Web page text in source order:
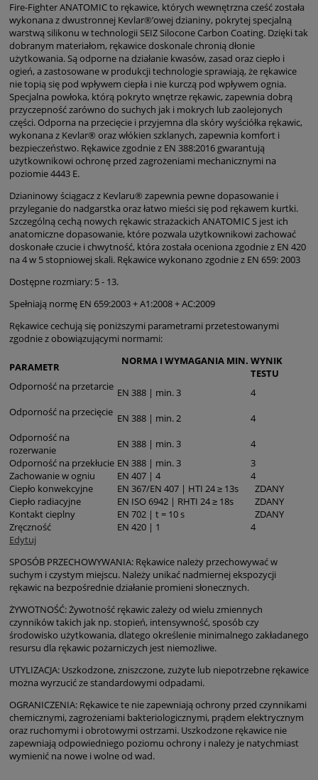
Fire-Fighter ANATOMIC to rękawice, których wewnętrzna cześć została
wykonana z dwustronnej Kevlar®’owej dzianiny, pokrytej specjalną
warstwą silikonu w technologii SEIZ Silocone Carbon Coating. Dzięki tak
dobranym materiałom, rękawice doskonale chronią dłonie
użytkowania. Są odporne na działanie kwasów, zasad oraz ciepło i
ogień, a zastosowane w produkcji technologie sprawiają, że rękawice
nie topią się pod wpływem ciepła i nie kurczą pod wpływem ognia.
Specjalna powłoka, którą pokryto wnętrze rękawic, zapewnia dobrą
przyczepność zarówno do suchych jak i mokrych lub zaolejonych
części. Odporna na przecięcie i przyjemna dla skóry wyściółka rękawic,
wykonana z Kevlar® oraz włókien szklanych, zapewnia komfort i
bezpieczeństwo. Rękawice zgodnie z EN 388:2016 gwarantują
użytkownikowi ochronę przed zagrożeniami mechanicznymi na
poziomie 4443 E.
Dzianinowy ściągacz z Kevlaru® zapewnia pewne dopasowanie i
przyleganie do nadgarstka oraz łatwo mieści się pod rękawem kurtki.
Szczególną cechą nowych rękawic strażackich ANATOMIC S jest ich
anatomiczne dopasowanie, które pozwala użytkownikowi zachować
doskonałe czucie i chwytność, która została oceniona zgodnie z EN 420
na 4 w 5 stopniowej skali. Rękawice wykonano zgodnie z EN 659: 2003
Dostępne rozmiary: 5 - 13.
Spełniają normę EN 659:2003 + A1:2008 + AC:2009
Rękawice cechują się poniższymi parametrami przetestowanymi
zgodnie z obowiązującymi normami:
Edytuj
PARAMETR NORMA I WYMAGANIA MIN. WYNIK
TESTU
Odporność na przetarcie EN 388 | min. 3
4
Odporność na przecięcie EN 388 | min. 2
4
Odporność na
rozerwanie
EN 388 | min. 3
4
Odporność na przekłucie EN 388 | min. 3
3
Zachowanie w ogniu
EN 407 | 4
4
Ciepło konwekcyjne
EN 367/EN 407 | HTI 24 ≥ 13s
ZDANY
Ciepło radiacyjne
EN ISO 6942 | RHTI 24 ≥ 18s
ZDANY
Kontakt cieplny
EN 702 | t = 10 s
ZDANY
Zręczność
EN 420 | 1 4
SPOSÓB PRZECHOWYWANIA: Rękawice należy przechowywać w
suchym i czystym miejscu. Należy unikać nadmiernej ekspozycji
rękawic na bezpośrednie działanie promieni słonecznych.
ŻYWOTNOŚĆ: Żywotność rękawic zależy od wielu zmiennych
czynników takich jak np. stopień, intensywność, sposób czy
środowisko użytkowania, dlatego określenie minimalnego zakładanego
resursu dla rękawic pożarniczych jest niemożliwe.
UTYLIZACJA: Uszkodzone, zniszczone, zużyte lub niepotrzebne rękawice
można wyrzucić ze standardowymi odpadami.
OGRANICZENIA: Rękawice te nie zapewniają ochrony przed czynnikami
chemicznymi, zagrożeniami bakteriologicznymi, prądem elektrycznym
oraz ruchomymi i obrotowymi ostrzami. Uszkodzone rękawice nie
zapewniają odpowiedniego poziomu ochrony i należy je natychmiast
wymienić na nowe i wolne od wad.